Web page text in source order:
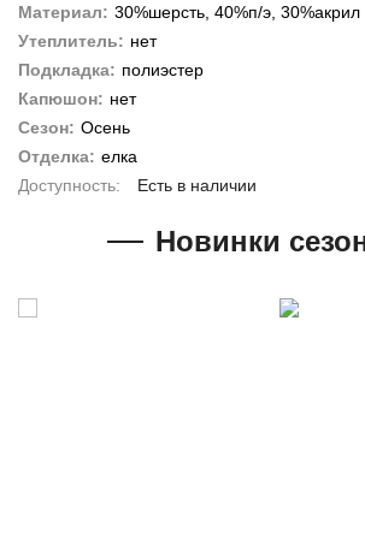
Материал: 30%шерсть, 40%п/э, 30%акрил
Утеплитель: нет
Подкладка: полиэстер
Капюшон: нет
Сезон: Осень
Отделка: елка
Есть в наличии
Новинки